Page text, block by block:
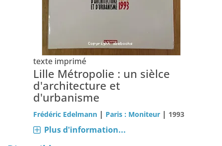
texte imprimé
Lille Métropolie : un sièlce
d'architecture et
d'urbanisme
Frédéric Edelmann | Paris : Moniteur | 1993
Plus d'information...